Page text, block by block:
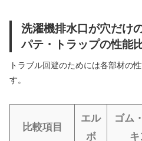
洗濯機排水口が穴だけ
パテ・トラップの性能
トラブル回避のためには各部材の
す。
比較項目
エル
ボ
ゴム
キ